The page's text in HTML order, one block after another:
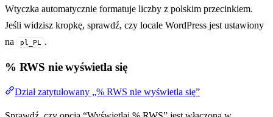
Wtyczka automatycznie formatuje liczby z polskim przecinkiem.
Jeśli widzisz kropkę, sprawdź, czy locale WordPress jest ustawiony
na
pl_PL .
% RWS nie wyświetla się
Dział zatytułowany „% RWS nie wyświetla się”